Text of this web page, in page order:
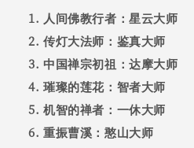
人间佛教行者：星云大师
传灯大法师：鉴真大师
中国禅宗初祖：达摩大师
璀璨的莲花：智者大师
机智的禅者：一休大师
重振曹溪：憨山大师